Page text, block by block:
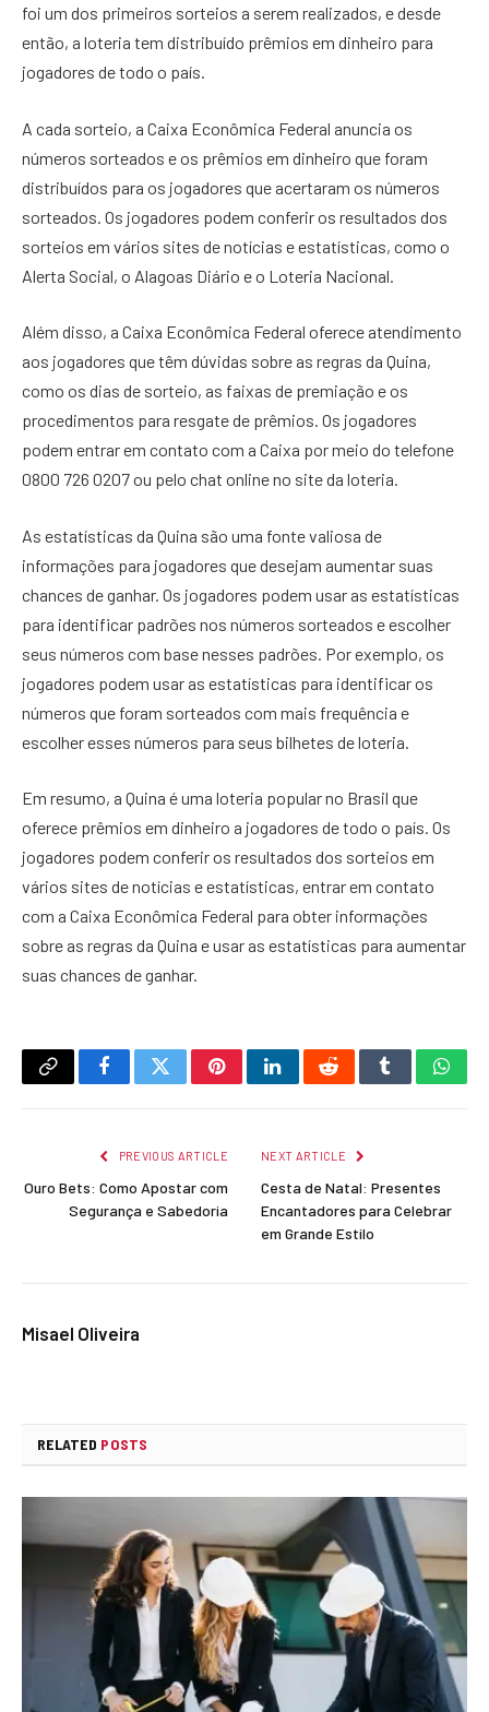
foi um dos primeiros sorteios a serem realizados, e desde
então, a loteria tem distribuído prêmios em dinheiro para
jogadores de todo o país.
A cada sorteio, a Caixa Econômica Federal anuncia os
números sorteados e os prêmios em dinheiro que foram
distribuídos para os jogadores que acertaram os números
sorteados. Os jogadores podem conferir os resultados dos
sorteios em vários sites de notícias e estatísticas, como o
Alerta Social, o Alagoas Diário e o Loteria Nacional.
Além disso, a Caixa Econômica Federal oferece atendimento
aos jogadores que têm dúvidas sobre as regras da Quina,
como os dias de sorteio, as faixas de premiação e os
procedimentos para resgate de prêmios. Os jogadores
podem entrar em contato com a Caixa por meio do telefone
0800 726 0207 ou pelo chat online no site da loteria.
As estatísticas da Quina são uma fonte valiosa de
informações para jogadores que desejam aumentar suas
chances de ganhar. Os jogadores podem usar as estatísticas
para identificar padrões nos números sorteados e escolher
seus números com base nesses padrões. Por exemplo, os
jogadores podem usar as estatísticas para identificar os
números que foram sorteados com mais frequência e
escolher esses números para seus bilhetes de loteria.
Em resumo, a Quina é uma loteria popular no Brasil que
oferece prêmios em dinheiro a jogadores de todo o país. Os
jogadores podem conferir os resultados dos sorteios em
vários sites de notícias e estatísticas, entrar em contato
com a Caixa Econômica Federal para obter informações
sobre as regras da Quina e usar as estatísticas para aumentar
suas chances de ganhar.
Copy
FacebookTwitterPinterestLinkedInRedditTumblr
PREVIOUS ARTICLE
Ouro Bets: Como Apostar com
Segurança e Sabedoria
NEXT ARTICLE
Cesta de Natal: Presentes
Encantadores para Celebrar
em Grande Estilo
Misael Oliveira
RELATED POSTS